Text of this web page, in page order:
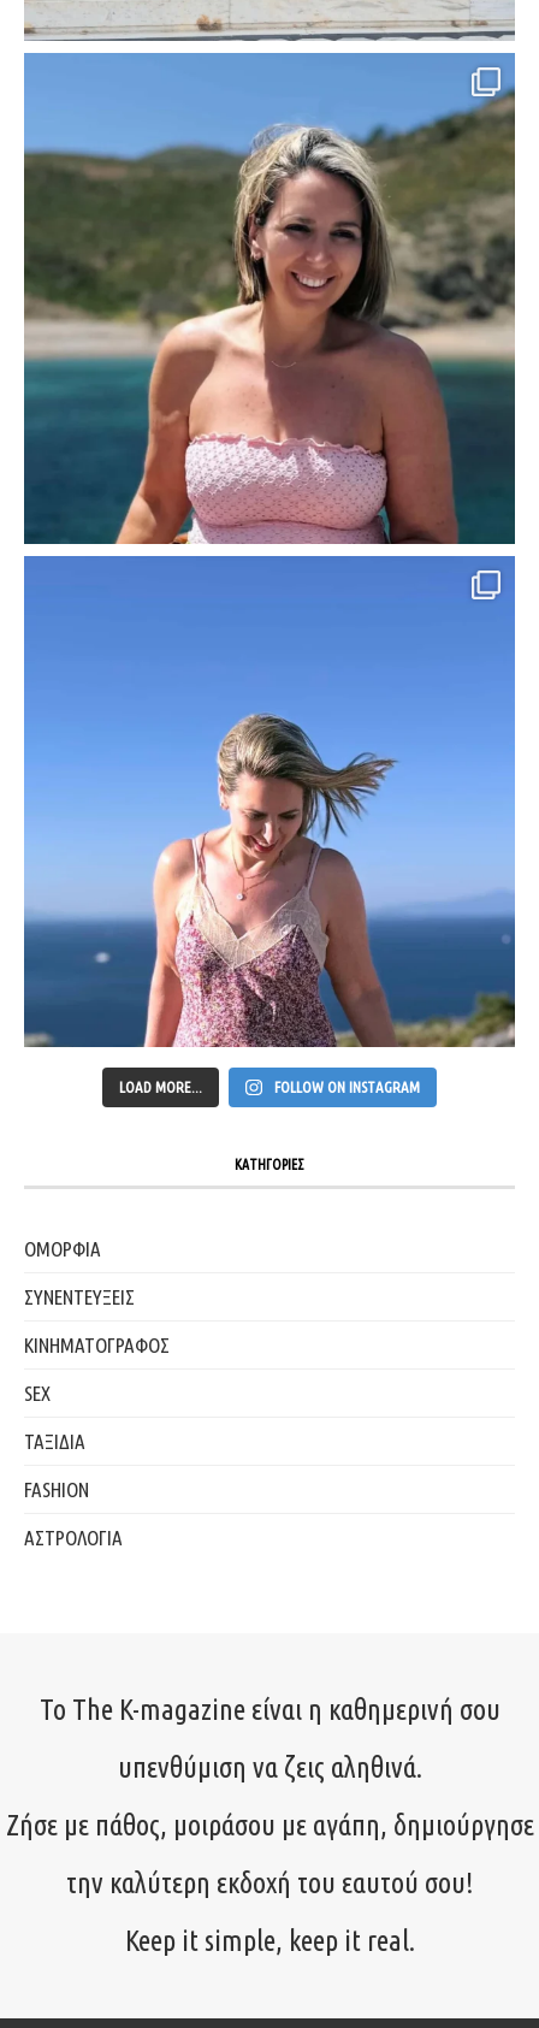
LOAD MORE... FOLLOW ON INSTAGRAM
ΚΑΤΗΓΟΡΙΕΣ
ΟΜΟΡΦΙΑ
ΣΥΝΕΝΤΕΥΞΕΙΣ
ΚΙΝΗΜΑΤΟΓΡΑΦΟΣ
SEX
ΤΑΞΙΔΙΑ
FASHION
ΑΣΤΡΟΛΟΓΙΑ
Το The K-magazine είναι η καθημερινή σου
υπενθύμιση να ζεις αληθινά.
Ζήσε με πάθος, μοιράσου με αγάπη, δημιούργησε
την καλύτερη εκδοχή του εαυτού σου!
Keep it simple, keep it real.